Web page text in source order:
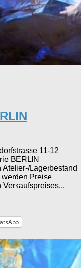
11-12
BERLIN
Lagerbestand
werden Preise
Verkaufspreises...